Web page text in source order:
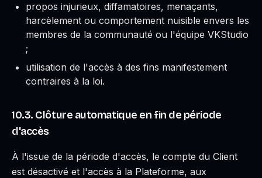
propos injurieux, diffamatoires, menaçants,
harcèlement ou comportement nuisible envers les
membres de la communauté ou l'équipe VKStudio
;
utilisation de l'accès à des fins manifestement
contraires à la loi.
10.3. Clôture automatique en fin de période
d'accès
À l'issue de la période d'accès, le compte du Client
est désactivé et l'accès à la Plateforme, aux